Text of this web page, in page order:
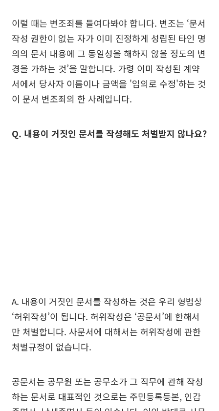
이럴 때는 변조죄를 들여다봐야 합니다. 변조는 ‘문서
작성 권한이 없는 자가 이미 진정하게 성립된 타인 명
의의 문서 내용에 그 동일성을 해하지 않을 정도의 변
경을 가하는 것’을 말합니다. 가령 이미 작성된 계약
서에서 당사자 이름이나 금액을 '임의로 수정'하는 것
이 문서 변조죄의 한 사례입니다.
Q. 내용이 거짓인 문서를 작성해도 처벌받지 않나요?
A. 내용이 거짓인 문서를 작성하는 것은 우리 형법상
‘허위작성’이 됩니다. 허위작성은 ‘공문서’에 한해서
만 처벌합니다. 사문서에 대해서는 허위작성에 관한
처벌규정이 없습니다.
공문서는 공무원 또는 공무소가 그 직무에 관해 작성
하는 문서로 대표적인 것으로는 주민등록등본, 인감